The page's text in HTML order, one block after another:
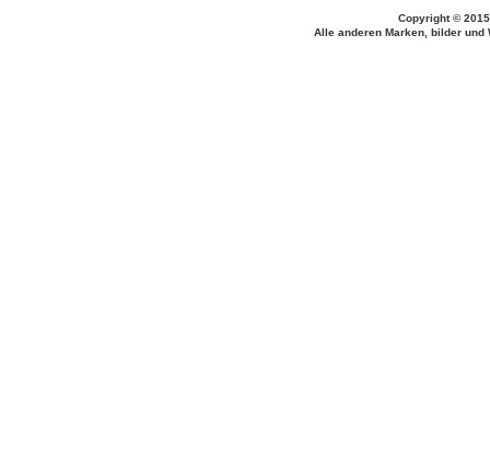
Copyright ©
Alle anderen Marken, bilder und